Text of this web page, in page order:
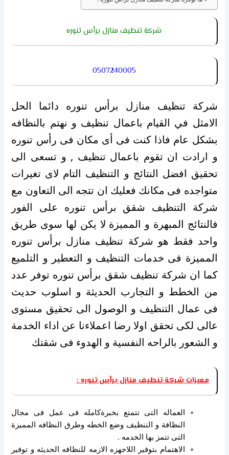
شركة تنظيف منازل برأس تنوره
0507240005
شركة تنظيف منازل برأس تنوره دائما الحل
الامثل في القيام باعمال تنظيف و نهتم بالنظافه
بشكل عام فاذا كنت فى أى مكان فى رأس تنوره
و ارادت ان تقوم باعمال تنظيف , و تسعى الى
تحقيق افضل النتائج و التنظيف التام لاى تغيرات
متواجده فى مكانك فعليك ان تتجه الى التعاون مع
شركة التنظيف شقق برأس تنوره على الفور
فالنتائج المبهرة و المميزة لا يكن لها سوى طريق
واحد فقط هو شركة تنظيف منازل برأس تنوره
المميزة فى خدمات التنظيف و التعطير و التلميع
كما ان شركة تنظيف شقق برأس تنوره توفر عدد
من الخطط و التجارب الحديثة و اسلوب حديث
فى عمال التنظيف و الوصول الى تحقيق مستوى
عالى لكى تحقق اولا رضا اعملاءنا عن اداء الخدمة
و الشعور بالراحه النفسية و الهدوء فى شقتك
مميزات شركة تنظيف منازل برأس تنوره :
العماله التى تتمتع بخبرةكامله فى عمل فى مجال
النظافة و التنظيف وضع الخطه وطرق النظافه المميزة
التى تتمز بها الخدمه .
الاهتمام بتوفير اللاجهزه الازمه للنظافه الحديثه و توفير